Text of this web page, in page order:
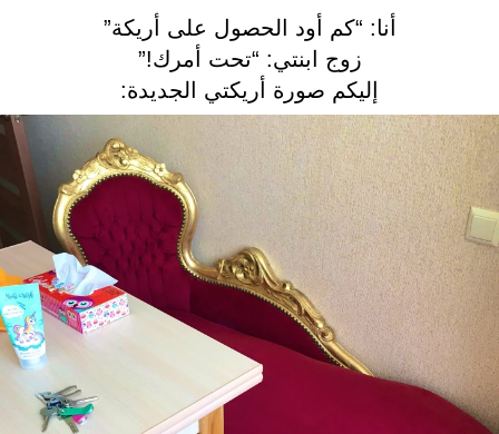
أنا: “كم أود الحصول على أريكة”
زوج ابنتي: “تحت أمرك!”
إليكم صورة أريكتي الجديدة: